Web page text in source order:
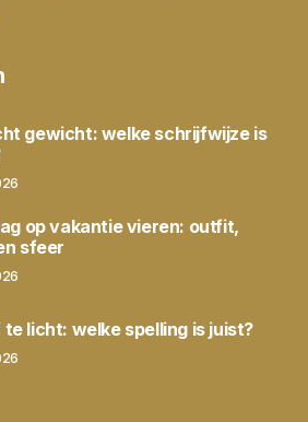
gewicht: welke schrijfwijze is
op vakantie vieren: outfit,
sfeer
te licht: welke spelling is juist?